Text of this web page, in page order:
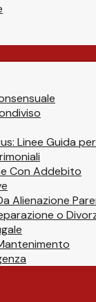
Linee Guida
Con Addebito
Alienazione
o